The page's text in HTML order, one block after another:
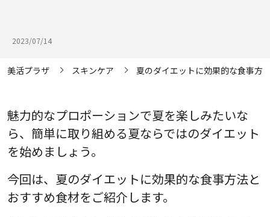
2023/07/14
美活プラザ スキンケア 夏のダイエットに効果的な食事方
魅力的なプロポーションで夏を楽しみたいな
ら、簡単に取り組める夏ならではのダイエット
を始めましょう。
今回は、夏のダイエットに効果的な食事方法と
おすすめ食材をご紹介します。